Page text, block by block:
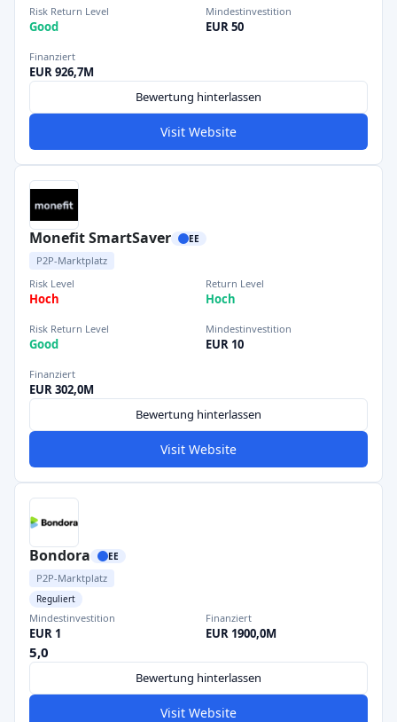
Risk Return Level
Good
Mindestinvestition
EUR 50
Finanziert
EUR 926,7M
Bewertung hinterlassen
Visit Website
Monefit SmartSaver EE
P2P-Marktplatz
Risk Level
Hoch
Return Level
Hoch
Risk Return Level
Good
Mindestinvestition
EUR 10
Finanziert
EUR 302,0M
Bewertung hinterlassen
Visit Website
Bondora EE
P2P-Marktplatz
Reguliert
Mindestinvestition
EUR 1
Finanziert
EUR 1900,0M
5,0
Bewertung hinterlassen
Visit Website